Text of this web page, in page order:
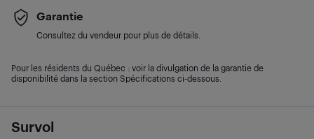
Survol
Garantie
Consultez du vendeur pour plus de détails.
Pour les résidents du Québec : voir la divulgation de la garantie de
disponibilité dans la section Spécifications ci-dessous.